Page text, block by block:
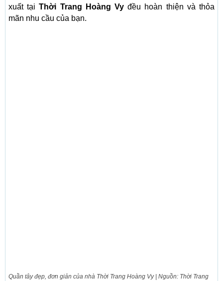
xuất tạiThời Trang Hoàng Vy đều hoàn thiện và thỏa
mãn nhu cầu của bạn.
Quần tây đẹp, đơn giản của nhà Thời Trang Hoàng Vy | Nguồn: Thời Trang